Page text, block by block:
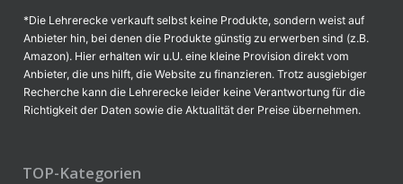
*Die Lehrerecke verkauft selbst keine Produkte, sondern weist auf
Anbieter hin, bei denen die Produkte günstig zu erwerben sind (z.B.
Amazon). Hier erhalten wir u.U. eine kleine Provision direkt vom
Anbieter, die uns hilft, die Website zu finanzieren. Trotz ausgiebiger
Recherche kann die Lehrerecke leider keine Verantwortung für die
Richtigkeit der Daten sowie die Aktualität der Preise übernehmen.
TOP-Kategorien